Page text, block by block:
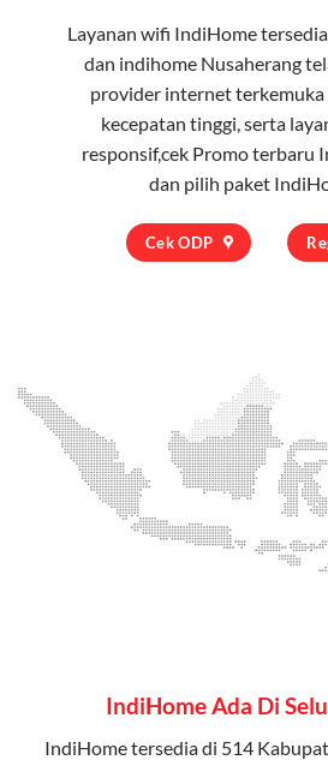
Layanan wifi IndiHome
dan indihome Nusaherang
provider internet terkemuka
kecepatan tinggi, serta
responsif,cek Promo terbaru
dan pilih paket
Cek ODP
IndiHome Ada Di
IndiHome tersedia di 514